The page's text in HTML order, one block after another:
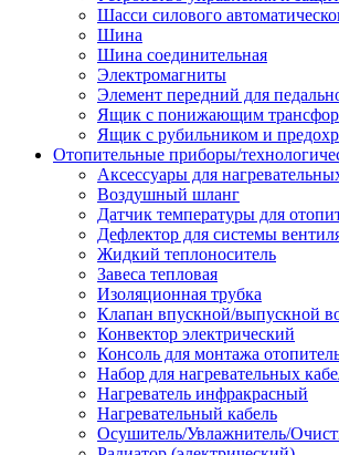
Шасси силового
Шина
Шина соединительная
Электромагниты
Элемент передний для
Ящик с понижающим
Ящик с рубильником и
Отопительные приборы/
Аксессуары для
Воздушный шланг
Датчик температуры для
Дефлектор для системы
Жидкий теплоноситель
Завеса тепловая
Изоляционная трубка
Клапан впускной/выпускной
Конвектор электрический
Консоль для монтажа
Набор для нагревательных
Нагреватель инфракрасный
Нагревательный кабель
Осушитель/Увлажнитель/